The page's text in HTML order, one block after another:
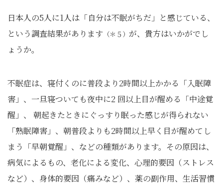
日本人の5人に1人は「自分は不眠がちだ」と感じている、
という調査結果があります （＊５） が、貴方はいかがでし
ょうか。
不眠症は、寝付くのに普段より2時間以上かかる「入眠障
害」、一旦寝ついても夜中に2 回以上目が醒める「中途覚
醒」、 朝起きたときにぐっすり眠った感じが得られない
「熟眠障害」、朝普段よりも2時間以上早く目が醒めてし
まう「早朝覚醒」、などの種類があります。その原因は、
病気によるもの、老化による変化、心理的要因（ストレス
など）、身体的要因（痛みなど）、薬の副作用、生活習慣